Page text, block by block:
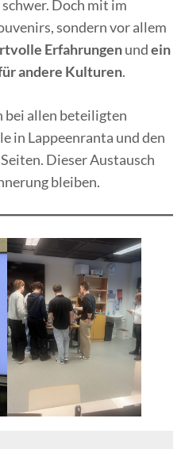
Doch mit im
sondern vor allem
Erfahrungenundein
andere Kulturen.
bei allen beteiligten
in Lappeenranta und den
Dieser Austausch
bleiben.